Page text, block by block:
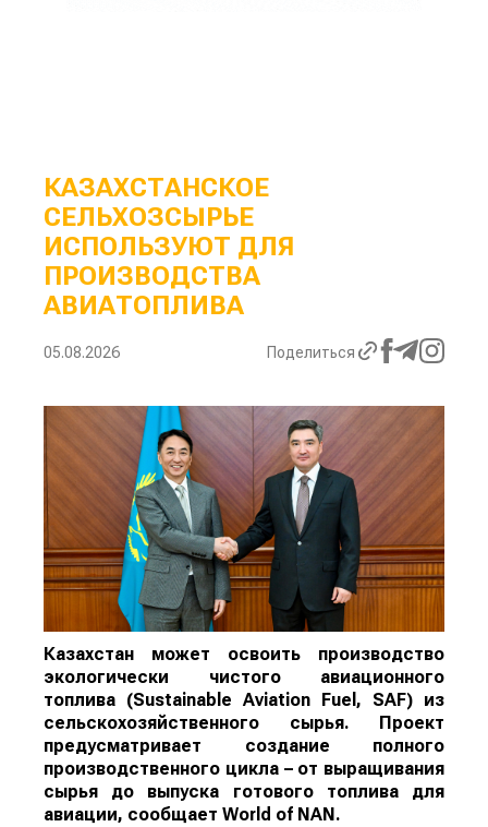
КАЗАХСТАНСКОЕ
СЕЛЬХОЗСЫРЬЕ
ИСПОЛЬЗУЮТ ДЛЯ
ПРОИЗВОДСТВА
АВИАТОПЛИВА
05.08.2026 Поделиться
Казахстан может освоить производство
экологически чистого авиационного
топлива (Sustainable Aviation Fuel, SAF) из
сельскохозяйственного сырья. Проект
предусматривает создание полного
производственного цикла – от выращивания
сырья до выпуска готового топлива для
авиации, сообщает World of NAN.